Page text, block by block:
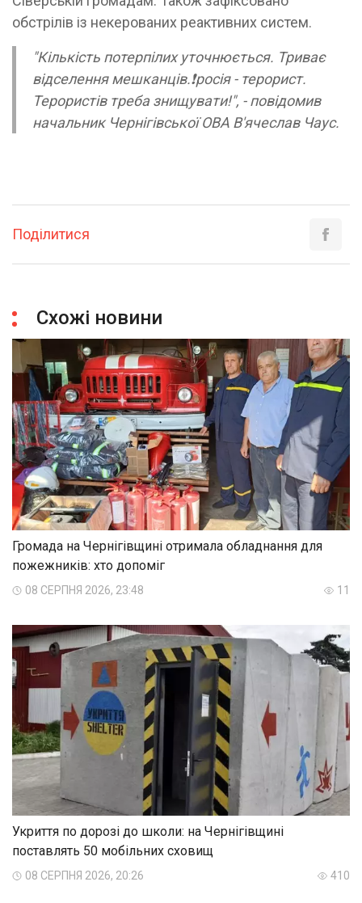
обстрілів із некерованих реактивних систем.
"Кількість потерпілих уточнюється. Триває
відселення мешканців.❗️росія - терорист.
Терористів треба знищувати!", - повідомив
начальник Чернігівської ОВА В'ячеслав Чаус.
Поділитися
Схожі новини
Громада на Чернігівщині отримала обладнання для
пожежників: хто допоміг
08 СЕРПНЯ 2026, 23:48 11
Укриття по дорозі до школи: на Чернігівщині
поставлять 50 мобільних сховищ
08 СЕРПНЯ 2026, 20:26 410